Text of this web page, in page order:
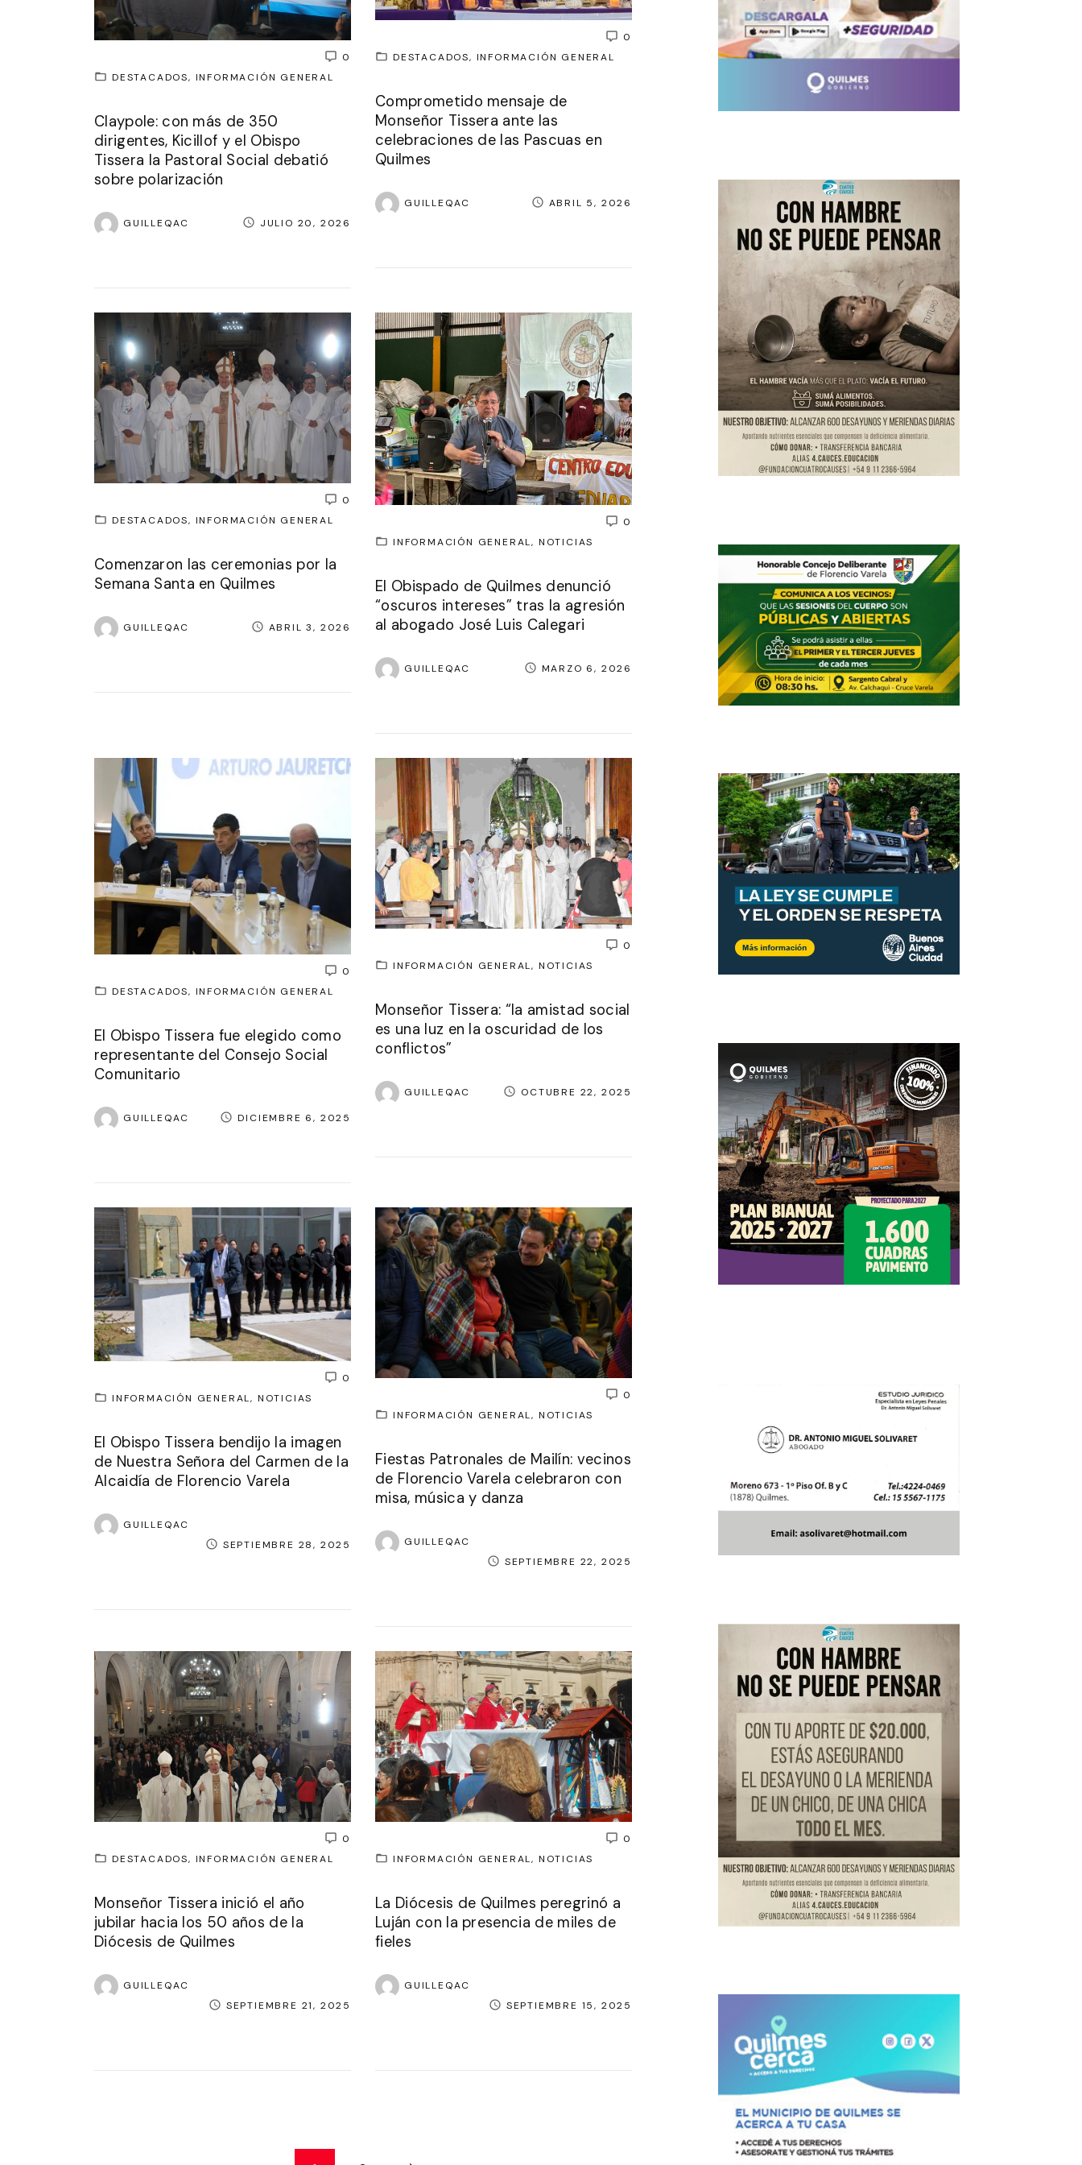
0
DESTACADOS INFORMACIÓN GENERAL
Claypole: con más de 350
dirigentes, Kicillof y el Obispo
Tissera la Pastoral Social debatió
sobre polarización
GUILLEQAC JULIO 20, 2026
0
DESTACADOS
INFORMACIÓN GENERAL
Comprometido mensaje de
Monseñor Tissera ante las
celebraciones de las Pascuas en
Quilmes
GUILLEQAC ABRIL 5, 2026
0
DESTACADOS INFORMACIÓN GENERAL
Comenzaron las ceremonias por la
Semana Santa en Quilmes
GUILLEQAC ABRIL 3, 2026
0
INFORMACIÓN GENERAL NOTICIAS
El Obispado de Quilmes denunció
“oscuros intereses” tras la agresión
al abogado José Luis Calegari
GUILLEQAC MARZO 6, 2026
0
DESTACADOS INFORMACIÓN GENERAL
El Obispo Tissera fue elegido como
representante del Consejo Social
Comunitario
GUILLEQAC DICIEMBRE 6, 2025
0
INFORMACIÓN GENERAL NOTICIAS
Monseñor Tissera: “la amistad social
es una luz en la oscuridad de los
conflictos”
GUILLEQAC OCTUBRE 22, 2025
0
INFORMACIÓN GENERAL NOTICIAS
El Obispo Tissera bendijo la imagen
de Nuestra Señora del Carmen de la
Alcaidía de Florencio Varela
GUILLEQAC
SEPTIEMBRE 28, 2025
0
INFORMACIÓN GENERAL NOTICIAS
Fiestas Patronales de Mailín: vecinos
de Florencio Varela celebraron con
misa, música y danza
GUILLEQAC
SEPTIEMBRE 22, 2025
0
DESTACADOS INFORMACIÓN GENERAL
Monseñor Tissera inició el año
jubilar hacia los 50 años de la
Diócesis de Quilmes
GUILLEQAC
SEPTIEMBRE 21, 2025
0
INFORMACIÓN GENERAL NOTICIAS
La Diócesis de Quilmes peregrinó a
Luján con la presencia de miles de
fieles
GUILLEQAC
SEPTIEMBRE 15, 2025